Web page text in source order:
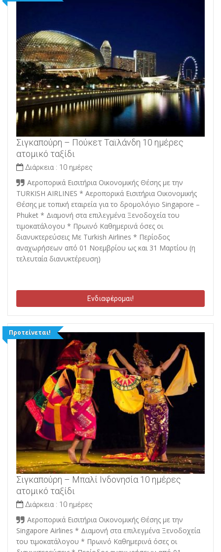
Σιγκαπούρη – Πούκετ Ταϊλάνδη 10 ημέρες
ατομικό ταξίδι
Διάρκεια : 10 ημέρες
Αεροπορικά Εισιτήρια Οικονομικής Θέσης με την
TURKISH AIRLINES * Αεροπορικά Εισιτήρια Οικονομικής
Θέσης με τοπική εταιρεία για το δρομολόγιο Singapore –
Phuket * Διαμονή στα επιλεγμένα Ξενοδοχεία του
τιμοκατάλογου * Πρωινό Καθημερινά όσες οι
διανυκτερεύσεις Mε Turkish Airlines * Περίοδος
αναχωρήσεων από 01 Νοεμβρίου ως και 31 Μαρτίου (η
τελευταία διανυκτέρευση)
Ενδιαφέρομαι!
Προτείνεται!
Σιγκαπούρη – Μπαλί Ινδονησία 10 ημέρες
ατομικό ταξίδι
Διάρκεια : 10 ημέρες
Αεροπορικά Εισιτήρια Οικονομικής Θέσης με την
Singapore Airlines * Διαμονή στα επιλεγμένα Ξενοδοχεία
του τιμοκατάλογου * Πρωινό Καθημερινά όσες οι